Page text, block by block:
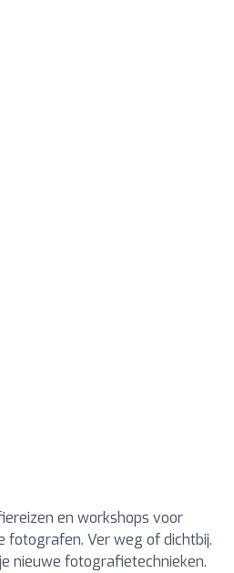
en workshops voor
fotografen. Ver weg of dichtbij.
nieuwe fotografietechnieken.